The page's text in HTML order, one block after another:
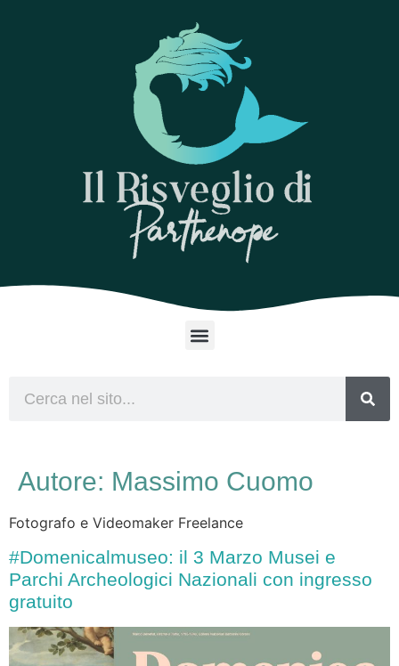
Autore: Massimo Cuomo
Fotografo e Videomaker Freelance
#Domenicalmuseo: il 3 Marzo Musei e
Parchi Archeologici Nazionali con ingresso
gratuito